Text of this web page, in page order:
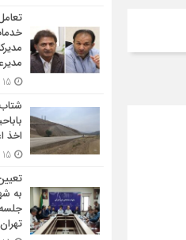
اخذ
به
تهران